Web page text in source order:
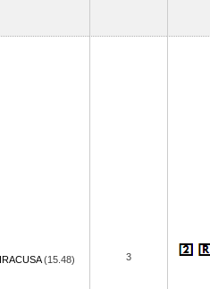
(15.48) 3